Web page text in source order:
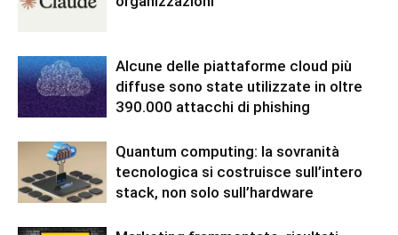
Alcune delle piattaforme cloud più
diffuse sono state utilizzate in oltre
390.000 attacchi di phishing
Quantum computing: la sovranità
tecnologica si costruisce sull’intero
stack, non solo sull’hardware